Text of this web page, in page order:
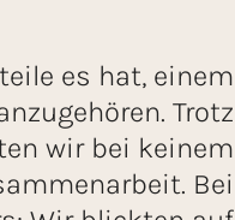
es hat, einem
Trotz
wir bei keinem
Bei